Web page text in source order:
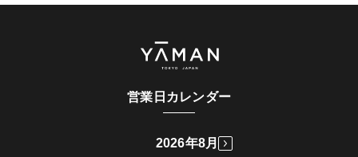
営業日カレンダー
2026年8月